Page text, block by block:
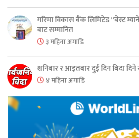
गरिमा विकास बैंक लिमिटेड “बेस्ट
बाट सम्मानित
३ महिना अगाडि
शनिबार र आइतबार दुई दिन बिदा
४ महिना अगाडि